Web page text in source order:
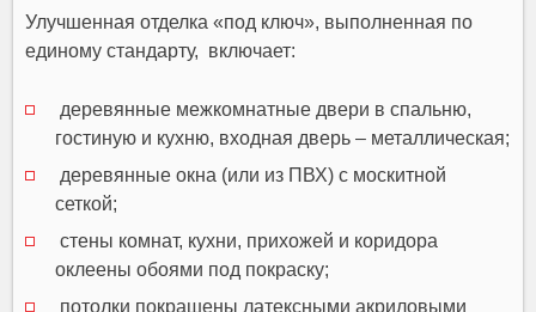
Улучшенная отделка «под ключ», выполненная по
единому стандарту, включает:
деревянные межкомнатные двери в спальню,
гостиную и кухню, входная дверь – металлическая;
деревянные окна (или из ПВХ) с москитной
сеткой;
стены комнат, кухни, прихожей и коридора
оклеены обоями под покраску;
потолки покрашены латексными акриловыми